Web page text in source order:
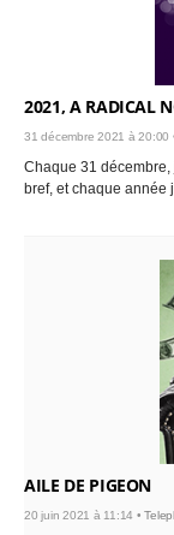
2021, A RADICAL
31 décembre 2021 à 20:00
Chaque 31 décembre,
bref, et chaque année
AILE DE PIGEON
20 juin 2021 à 11:14 •